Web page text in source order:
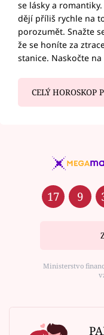
se lásky a
dějí příliš rychle na
porozumět. Snažte
že se honíte za
stanice. Naskočte
CELÝ HOROSKOP
17 9
Ministerstvo